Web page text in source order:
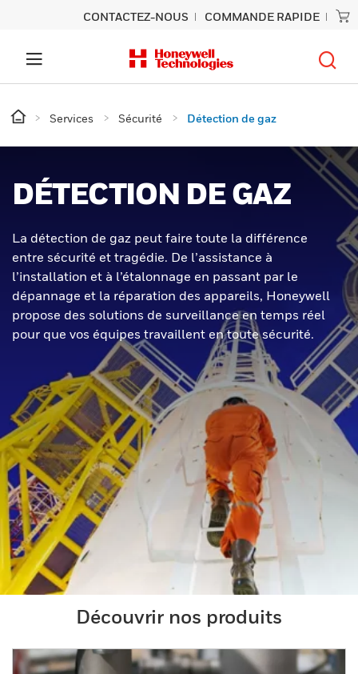
CONTACTEZ-NOUS COMMANDE RAPIDE
Services Sécurité Détection de gaz
DÉTECTION DE GAZ
La détection de gaz peut faire toute la différence
entre sécurité et tragédie. De l’assistance à
l’installation et à l’étalonnage en passant par le
dépannage et la réparation des appareils, Honeywell
propose des solutions de surveillance en temps réel
pour que vos équipes travaillent en toute sécurité.
Découvrir nos produits